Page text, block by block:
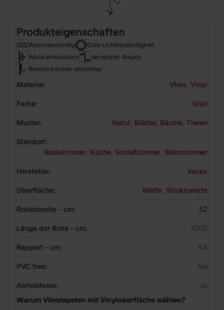
Produkteigenschaften
Waschbeständig
Gute Lichtbeständigkeit
Wand einkleistern
Versetzter Ansatz
Restlos trocken abziehbar
Material: Vlies Vinyl
Farbe: Grün
Muster: Natur Blätter, Bäume Tieren
Standort:
Badezimmer Küche Schlafzimmer Wohnzimmer
Hersteller: Vavex
Oberfläche: Matte Strukturierte
Rollenbreite - cm: 52
Länge der Rolle - cm: 1000
Rapport - cm: 64
PVC free: Ne
Abriebfeste:
Ja
Warum Vliestapeten mit Vinyloberfläche wählen?